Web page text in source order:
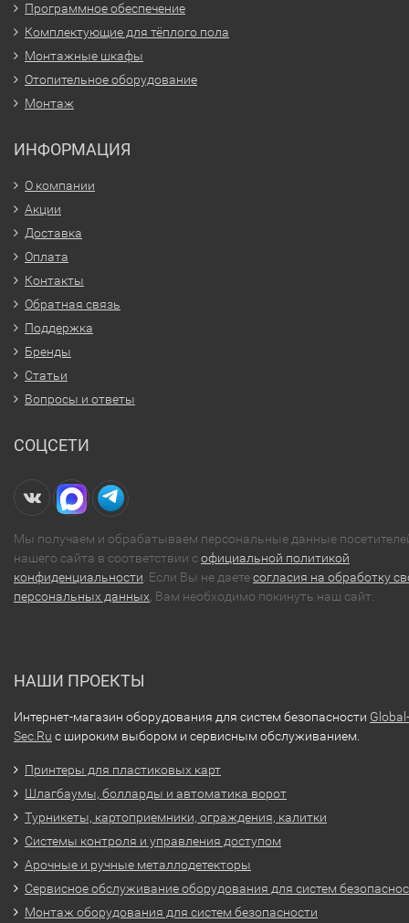
Программное обеспечение
Комплектующие для тёплого пола
Монтажные шкафы
Отопительное оборудование
Монтаж
ИНФОРМАЦИЯ
О компании
Акции
Доставка
Оплата
Контакты
Обратная связь
Поддержка
Бренды
Статьи
Вопросы и ответы
СОЦСЕТИ
Мы получаем и обрабатываем персональные данные
нашего сайта в соответствии софициальной политикой
конфиденциальности. Если Вы не даетесогласия на обработку
персональных данных, Вам необходимо покинуть наш сайт.
НАШИ ПРОЕКТЫ
Интернет-магазин оборудования для систем безопасности Global-
Sec.Ru с широким выбором и сервисным обслуживанием.
Принтеры для пластиковых карт
Шлагбаумы, болларды и автоматика ворот
Турникеты, картоприемники, ограждения, калитки
Системы контроля и управления доступом
Арочные и ручные металлодетекторы
Сервисное обслуживание оборудования для систем
Монтаж оборудования для систем безопасности